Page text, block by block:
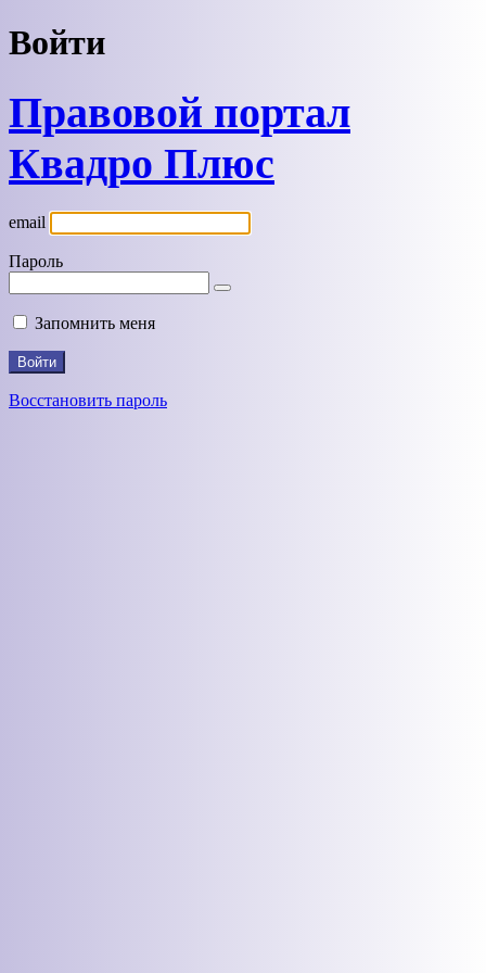
Войти
Правовой портал
Квадро Плюс
email
Пароль
Запомнить меня
Восстановить пароль